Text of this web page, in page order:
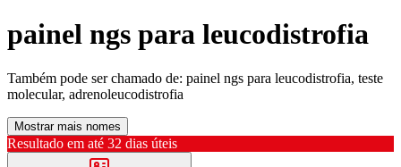
painel ngs para leucodistrofia
Também pode ser chamado de: painel ngs para leucodistrofia, teste
molecular, adrenoleucodistrofia
Mostrar mais nomes
Resultado em até 32 dias úteis